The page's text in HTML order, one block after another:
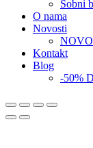
Sobni
O nama
Novosti
Kontakt
Blog
-50%